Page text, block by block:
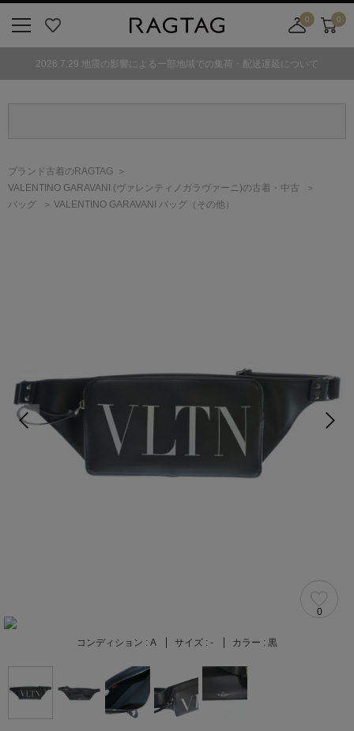
気
0
舗
カ
0
2026.7.29 地震の影響による一部地域での集荷・配送遅延について
ブランド古着のRAGTAG
VALENTINO GARAVANI
(ヴァレンティノガラヴァーニ)の古着・中古
バッグ
VALENTINO GARAVANI バッグ（その他）
0
コンディション : A サイズ : - カラー : 黒